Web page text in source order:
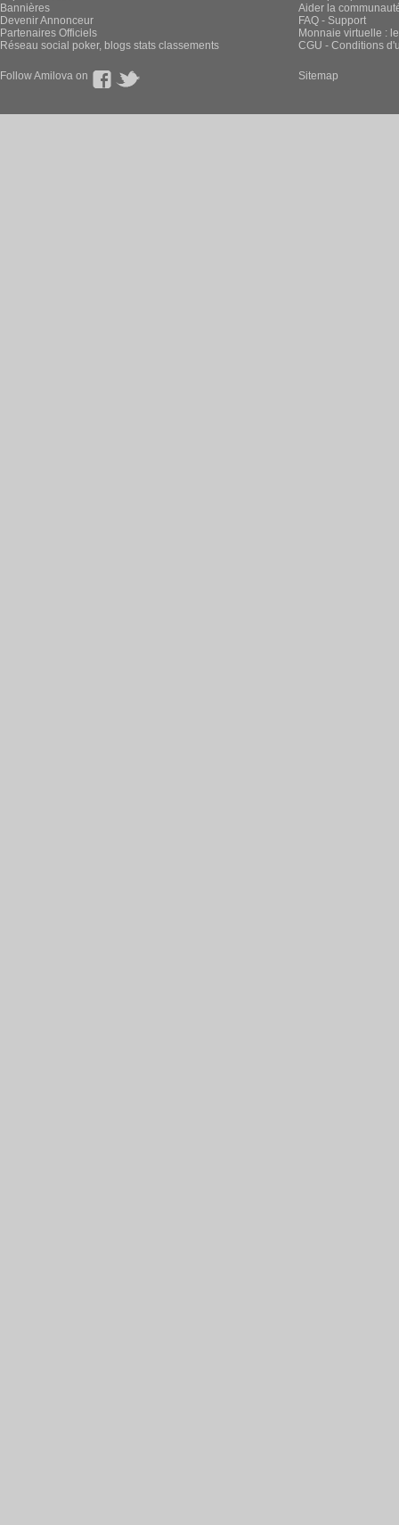
Bannières
Devenir Annonceur
Partenaires Officiels
Réseau social poker, blogs stats classements
Aider la
FAQ - Support
Monnaie virtuelle :
CGU - Conditions
Follow Amilova on Sitemap